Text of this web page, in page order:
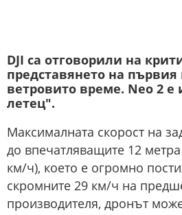
DJI са отговорили на
представянето на
ветровито време. Neo 2 е
летец".
Максималната скорост на
до впечатляващите 12
км/ч), което е огромно
скромните 29 км/ч на
производителя, дронът